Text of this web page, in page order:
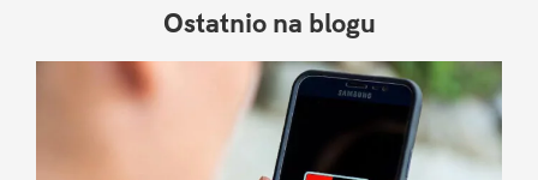
Sidebar
Ostatnio na blogu